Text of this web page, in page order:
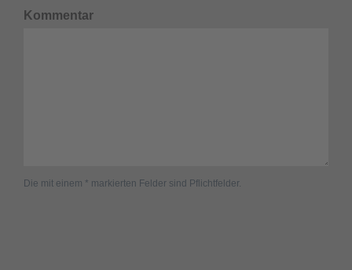
Kommentar
Die mit einem * markierten Felder sind Pflichtfelder.